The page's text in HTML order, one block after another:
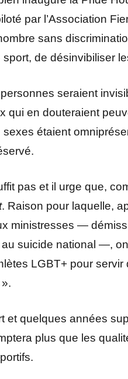
par l’Association
sans
de désinvibiliser
seraient
qui en douteraient
étaient
pas et il urge que,
. Raison pour laquelle,
ministresses —
au suicide national —,
LGBT+ pour
et quelques années
plus que les